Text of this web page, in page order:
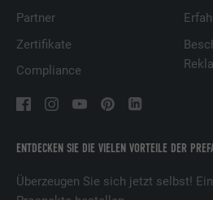
ENTDECKEN SIE DIE VIELEN VORTEILE DER
Überzeugen Sie sich jetzt selbst!
Partner
Zertifikate
Compliance